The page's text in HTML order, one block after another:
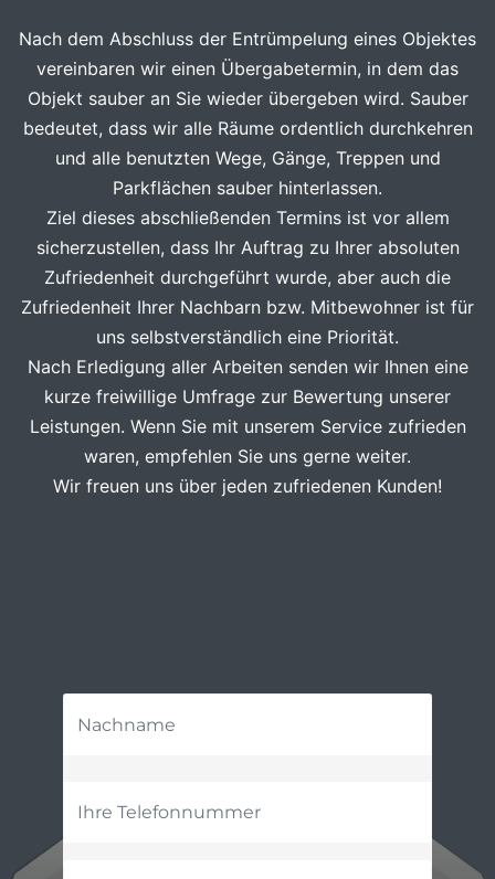
Nach dem Abschluss der Entrümpelung eines Objektes
vereinbaren wir einen Übergabetermin, in dem das
Objekt sauber an Sie wieder übergeben wird. Sauber
bedeutet, dass wir alle Räume ordentlich durchkehren
und alle benutzten Wege, Gänge, Treppen und
Parkflächen sauber hinterlassen.
Ziel dieses abschließenden Termins ist vor allem
sicherzustellen, dass Ihr Auftrag zu Ihrer absoluten
Zufriedenheit durchgeführt wurde, aber auch die
Zufriedenheit Ihrer Nachbarn bzw. Mitbewohner ist für
uns selbstverständlich eine Priorität.
Nach Erledigung aller Arbeiten senden wir Ihnen eine
kurze freiwillige Umfrage zur Bewertung unserer
Leistungen. Wenn Sie mit unserem Service zufrieden
waren, empfehlen Sie uns gerne weiter.
Wir freuen uns über jeden zufriedenen Kunden!